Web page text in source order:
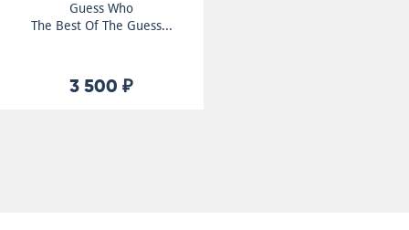
Guess Who
The Best Of The Guess...
3 500 ₽